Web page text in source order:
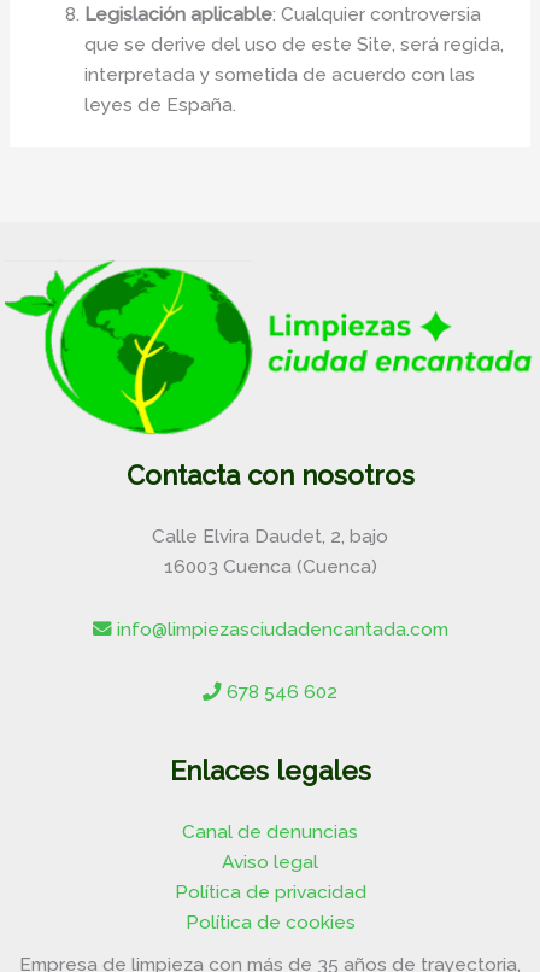
Legislación aplicable: Cualquier controversia
que se derive del uso de este Site, será regida,
interpretada y sometida de acuerdo con las
leyes de España.
Contacta con nosotros
Calle Elvira Daudet, 2, bajo
16003 Cuenca (Cuenca)
info@limpiezasciudadencantada.com
678 546 602
Enlaces legales
Canal de denuncias
Aviso legal
Política de privacidad
Política de cookies
Empresa de limpieza con más de 35 años de trayectoria,